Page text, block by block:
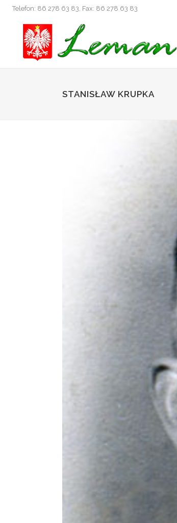
Telefon: 86 278 63 83, Fax: 86 278 63 83
STANISŁAW KRUPKA